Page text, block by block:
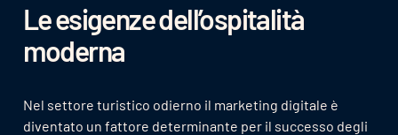
Le esigenze dell’ospitalità
moderna
Nel settore turistico odierno il marketing digitale è
diventato un fattore determinante per il successo degli